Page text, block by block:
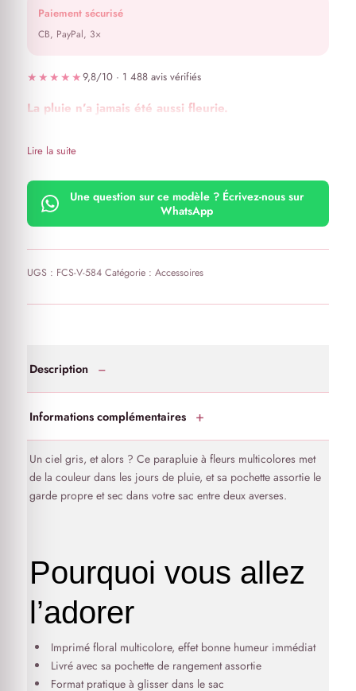
★★★★★9,8/10 · 1 488 avis vérifiés
La pluie n’a jamais été aussi fleurie.
Lire la suite
Paiement sécurisé
CB, PayPal, 3×
Une question sur ce modèle ? Écrivez-nous sur
WhatsApp
UGS : FCS-V-584 Catégorie : Accessoires
Description
Informations complémentaires
Un ciel gris, et alors ? Ce parapluie à fleurs multicolores met
de la couleur dans les jours de pluie, et sa pochette assortie le
garde propre et sec dans votre sac entre deux averses.
Pourquoi vous allez
l’adorer
Imprimé floral multicolore, effet bonne humeur immédiat
Livré avec sa pochette de rangement assortie
Format pratique à glisser dans le sac